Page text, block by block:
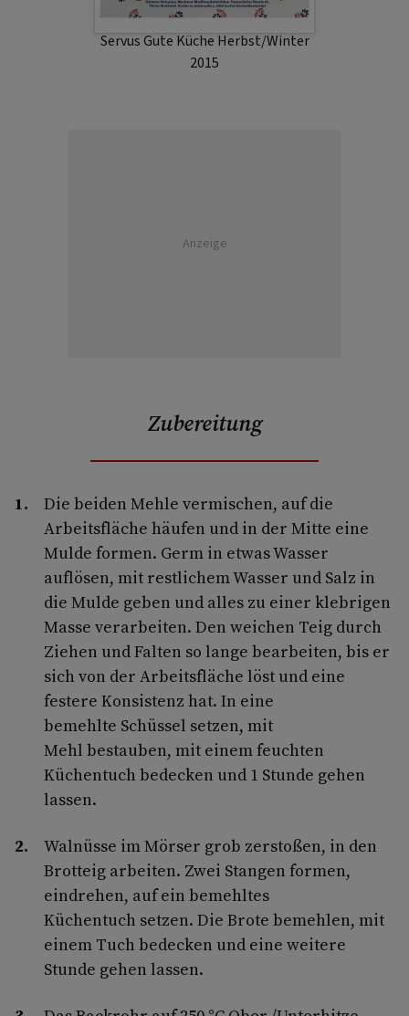
Servus Gute Küche Herbst/Winter
2015
Anzeige
Zubereitung
Die beiden Mehle vermischen, auf die
Arbeitsfläche häufen und in der Mitte eine
Mulde formen. Germ in etwas Wasser
auflösen, mit restlichem Wasser und Salz in
die Mulde geben und alles zu einer klebrigen
Masse verarbeiten. Den weichen Teig durch
Ziehen und Falten so lange bearbeiten, bis er
sich von der Arbeitsfläche löst und eine
festere Konsistenz hat. In eine
bemehlte Schüssel setzen, mit
Mehl bestauben, mit einem feuchten
Küchentuch bedecken und 1 Stunde gehen
lassen.
Walnüsse im Mörser grob zerstoßen, in den
Brotteig arbeiten. Zwei Stangen formen,
eindrehen, auf ein bemehltes
Küchentuch setzen. Die Brote bemehlen, mit
einem Tuch bedecken und eine weitere
Stunde gehen lassen.